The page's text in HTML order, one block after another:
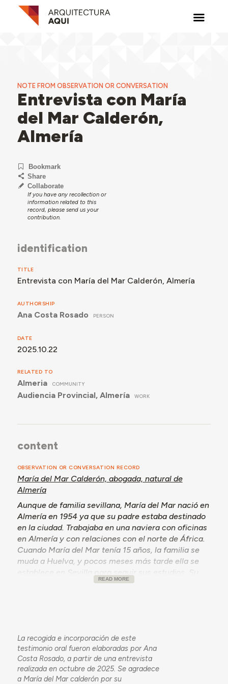
NOTE FROM OBSERVATION OR CONVERSATION
Entrevista con María
del Mar Calderón,
Almería
Bookmark
Share
Collaborate
If you have any recollection or
information related to this
record, please send us your
contribution.
identification
TITLE
Entrevista con María del Mar Calderón, Almería
AUTHORSHIP
Ana Costa Rosado PERSON
DATE
2025.10.22
RELATED TO
Almeria COMMUNITY
Audiencia Provincial, Almería WORK
content
OBSERVATION OR CONVERSATION RECORD
María del Mar Calderón, abogada, natural de
Almería
Aunque de familia sevillana, María del Mar nació en
Almería en 1954 ya que su padre estaba destinado
en la ciudad. Trabajaba en una naviera con oficinas
en Almería y con relaciones con el norte de África.
Cuando María del Mar tenía 15 años, la familia se
muda a Huelva, y pocos meses más tarde ella se
salida de Almería a los 15 años fue dolorosa, y
Almería y su potencial económico. Van de la mano
de la capacidad de trabajo e innovación de los
Almerienses. Desde la exportación de uvas y flores
a Europa a inicios del siglo XX, pasan al desarrollo
READ MORE
La recogida e incorporación de este
testimonio oral fueron elaboradas por Ana
Costa Rosado, a partir de una entrevista
realizada en octubre de 2025. Se agradece
a María del Mar calderón por su